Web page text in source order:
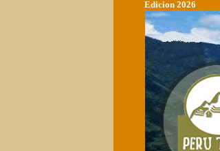
Edicion 2026